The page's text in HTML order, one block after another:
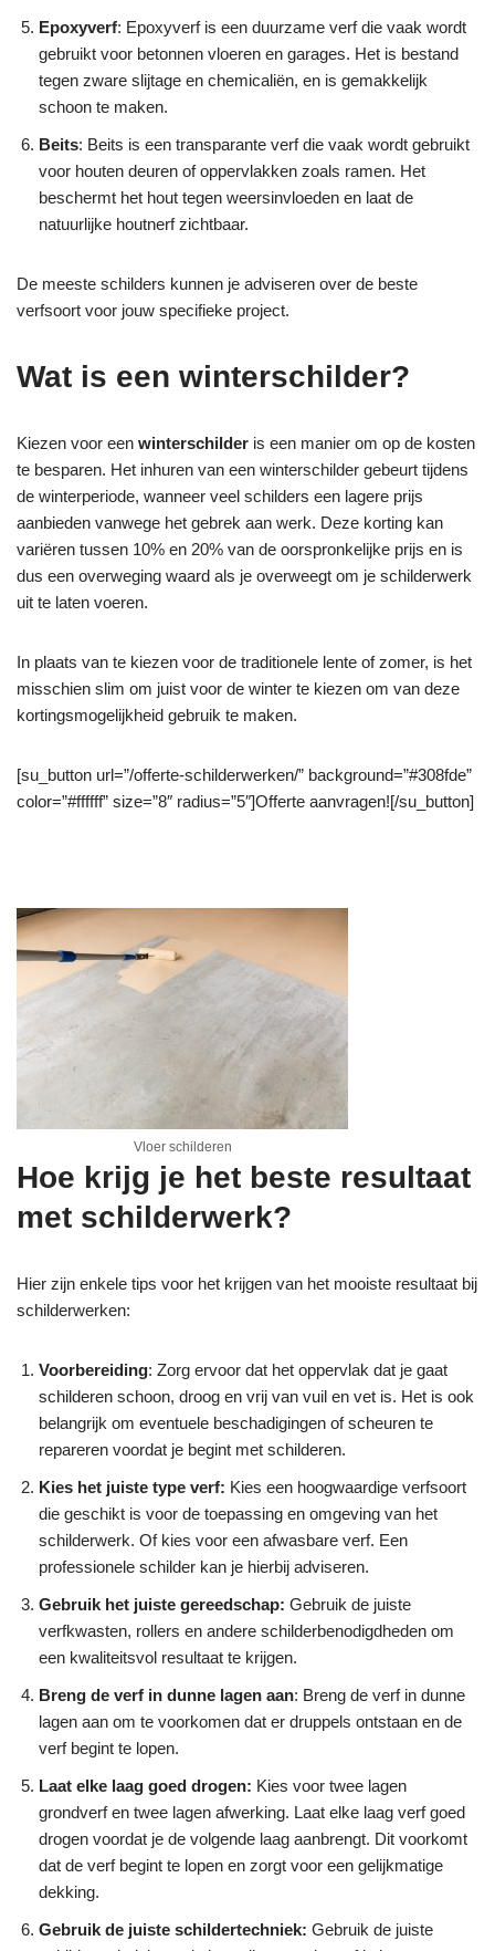
Epoxyverf: Epoxyverf is een duurzame verf die vaak wordt
gebruikt voor betonnen vloeren en garages. Het is bestand
tegen zware slijtage en chemicaliën, en is gemakkelijk
schoon te maken.
Beits: Beits is een transparante verf die vaak wordt gebruikt
voor houten deuren of oppervlakken zoals ramen. Het
beschermt het hout tegen weersinvloeden en laat de
natuurlijke houtnerf zichtbaar.
De meeste schilders kunnen je adviseren over de beste
verfsoort voor jouw specifieke project.
Wat is een winterschilder?
Kiezen voor een winterschilder is een manier om op de kosten
te besparen. Het inhuren van een winterschilder gebeurt tijdens
de winterperiode, wanneer veel schilders een lagere prijs
aanbieden vanwege het gebrek aan werk. Deze korting kan
variëren tussen 10% en 20% van de oorspronkelijke prijs en is
dus een overweging waard als je overweegt om je schilderwerk
uit te laten voeren.
In plaats van te kiezen voor de traditionele lente of zomer, is het
misschien slim om juist voor de winter te kiezen om van deze
kortingsmogelijkheid gebruik te maken.
[su_button url=”/offerte-schilderwerken/” background=”#308fde”
color=”#ffffff” size=”8″ radius=”5″]Offerte aanvragen![/su_button]
Vloer schilderen
Hoe krijg je het beste resultaat
met schilderwerk?
Hier zijn enkele tips voor het krijgen van het mooiste resultaat bij
schilderwerken:
Voorbereiding: Zorg ervoor dat het oppervlak dat je gaat
schilderen schoon, droog en vrij van vuil en vet is. Het is ook
belangrijk om eventuele beschadigingen of scheuren te
repareren voordat je begint met schilderen.
Kies het juiste type verf: Kies een hoogwaardige verfsoort
die geschikt is voor de toepassing en omgeving van het
schilderwerk. Of kies voor een afwasbare verf. Een
professionele schilder kan je hierbij adviseren.
Gebruik het juiste gereedschap: Gebruik de juiste
verfkwasten, rollers en andere schilderbenodigdheden om
een kwaliteitsvol resultaat te krijgen.
Breng de verf in dunne lagen aan: Breng de verf in dunne
lagen aan om te voorkomen dat er druppels ontstaan en de
verf begint te lopen.
Laat elke laag goed drogen: Kies voor twee lagen
grondverf en twee lagen afwerking. Laat elke laag verf goed
drogen voordat je de volgende laag aanbrengt. Dit voorkomt
dat de verf begint te lopen en zorgt voor een gelijkmatige
dekking.
Gebruik de juiste schildertechniek: Gebruik de juiste